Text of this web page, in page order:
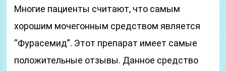
Многие пациенты считают, что самым
хорошим мочегонным средством является
“Фурасемид”. Этот препарат имеет самые
положительные отзывы. Данное средство